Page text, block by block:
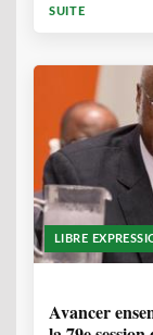
SUITE
LIBRE
Avancer